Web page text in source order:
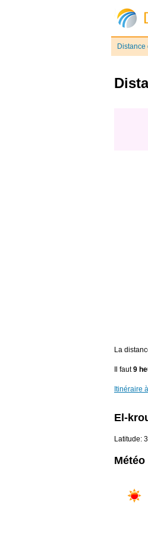
Distance
La
Il faut9
Itinéraire
El-
Latitude: